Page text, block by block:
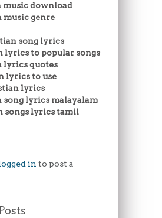
music download
genre
song lyrics
lyrics to popular songs
lyrics quotes
lyrics to use
lyrics
lyrics malayalam
songs lyrics tamil
in to post a